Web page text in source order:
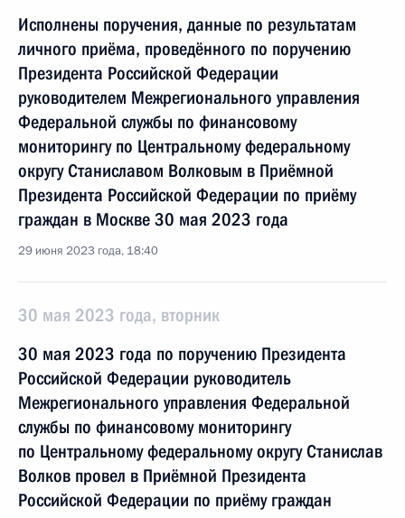
Исполнены поручения, данные по результатам
личного приёма, проведённого по поручению
Президента Российской Федерации
руководителем Межрегионального управления
Федеральной службы по финансовому
мониторингу по Центральному федеральному
округу Станиславом Волковым в Приёмной
Президента Российской Федерации по приёму
граждан в Москве 30 мая 2023 года
29 июня 2023 года, 18:40
30 мая 2023 года, вторник
30 мая 2023 года по поручению Президента
Российской Федерации руководитель
Межрегионального управления Федеральной
службы по финансовому мониторингу
по Центральному федеральному округу Станислав
Волков провел в Приёмной Президента
Российской Федерации по приёму граждан